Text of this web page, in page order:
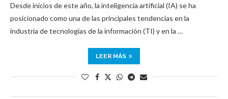
Desde inicios de este año, la inteligencia artificial (IA) se ha
posicionado como una de las principales tendencias en la
industria de tecnologías de la información (TI) y en la …
LEER MÁS